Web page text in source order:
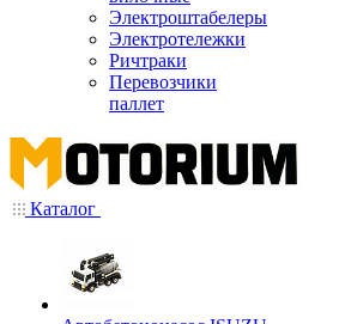
Электроштабелеры
Электротележки
Ричтраки
Перевозчики
паллет
Каталог